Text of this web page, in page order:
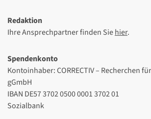
Redaktion
Ihre Ansprechpartner finden Siehier.
Spendenkonto
Kontoinhaber: CORRECTIV – Recherchen
gGmbH
IBAN DE57 3702 0500 0001 3702 01
Sozialbank